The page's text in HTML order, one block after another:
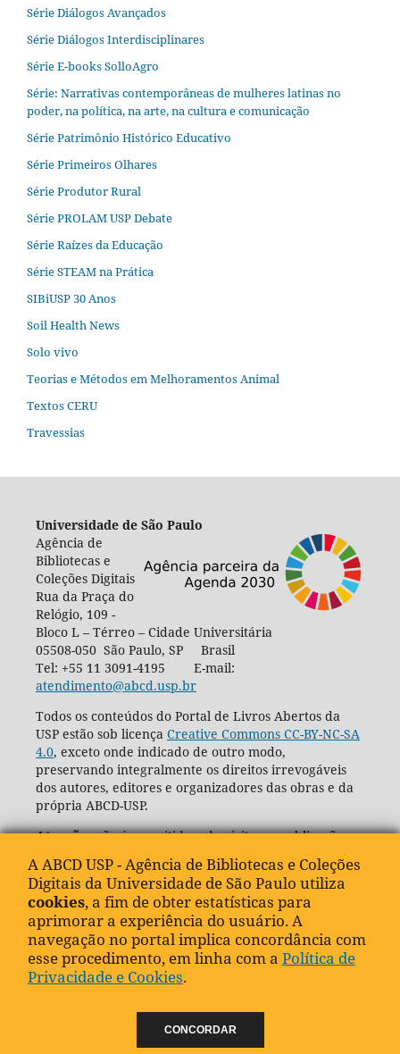
Série Diálogos Avançados
Série Diálogos Interdisciplinares
Série E-books SolloAgro
Série: Narrativas contemporâneas de mulheres latinas no
poder, na política, na arte, na cultura e comunicação
Série Patrimônio Histórico Educativo
Série Primeiros Olhares
Série Produtor Rural
Série PROLAM USP Debate
Série Raízes da Educação
Série STEAM na Prática
SIBiUSP 30 Anos
Soil Health News
Solo vivo
Teorias e Métodos em Melhoramentos Animal
Textos CERU
Travessias
Universidade de São Paulo
Agência de
Bibliotecas e
Coleções Digitais
Rua da Praça do
Relógio, 109 -
Bloco L – Térreo – Cidade Universitária
05508-050 São Paulo, SP Brasil
Tel: +55 11 3091-4195 E-mail:
atendimento@abcd.usp.br
Todos os conteúdos do Portal de Livros Abertos da
USP estão sob licença Creative Commons CC-BY-NC-SA
4.0, exceto onde indicado de outro modo,
preservando integralmente os direitos irrevogáveis
dos autores, editores e organizadores das obras e da
própria ABCD-USP.
Atenção: não é permitido o depósito ou publicação
USP em outros websites ou por quaisquer pessoas ou
empresas sem a expressa e devida autorização por
escrito dos editores, organizadores e autores das
obras, além da expressa autorização da própria
Agência de Bibliotecas e Coleções Digitais da USP
(ABCD-USP).
A ABCD USP - Agência de Bibliotecas e Coleções
Digitais da Universidade de São Paulo utiliza
cookies, a fim de obter estatísticas para
aprimorar a experiência do usuário. A
navegação no portal implica concordância com
esse procedimento, em linha com a Política de
Privacidade e Cookies.
CONCORDAR